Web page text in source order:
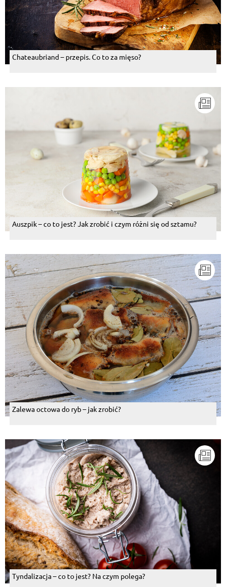
Chateaubriand – przepis. Co to za mięso?
Auszpik – co to jest? Jak zrobić i czym różni się od sztamu?
Zalewa octowa do ryb – jak zrobić?
Tyndalizacja – co to jest? Na czym polega?